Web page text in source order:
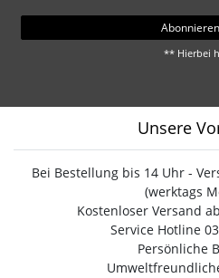
Abonnieren
** Hierbei
Unsere
Bei Bestellung bis 14 Uhr -
(werktags
Kostenloser Versand
Service Hotline
Persönliche